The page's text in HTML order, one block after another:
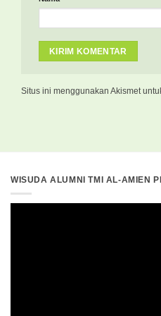
Situs ini menggunakan Akismet
WISUDA ALUMNI TMI AL-AMIEN